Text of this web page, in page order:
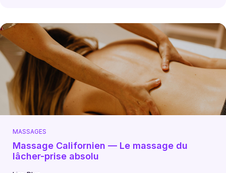
MASSAGES
Massage Californien — Le massage du
lâcher-prise absolu